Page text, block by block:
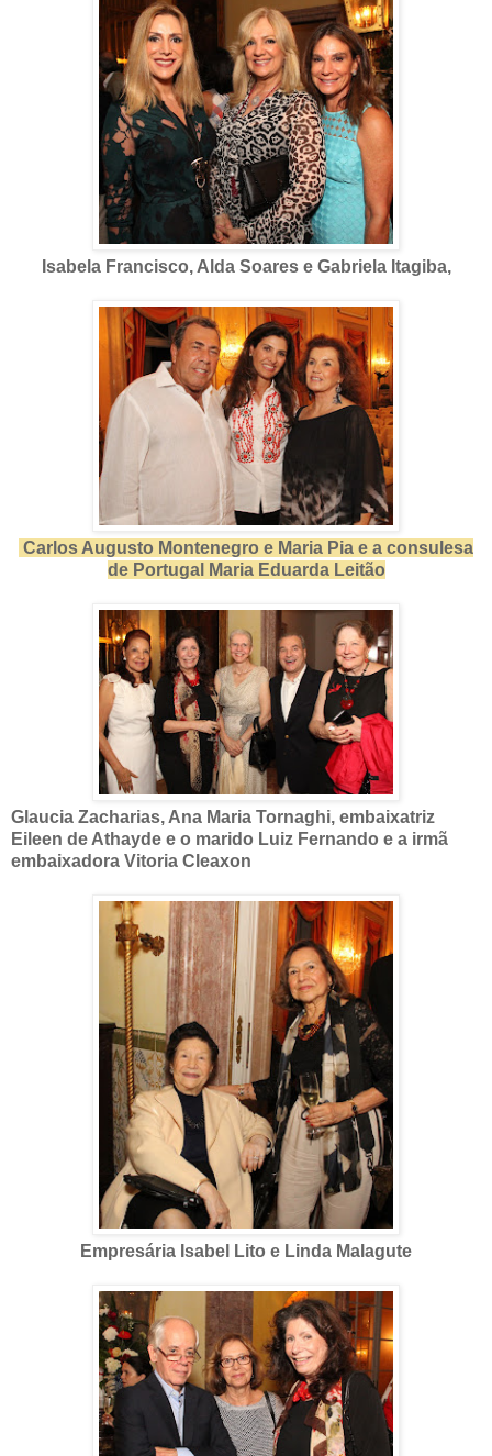
Isabela Francisco, Alda Soares e Gabriela Itagiba,
Carlos Augusto Montenegro e Maria Pia e a consulesa
de Portugal Maria Eduarda Leitão
Glaucia Zacharias, Ana Maria Tornaghi, embaixatriz
Eileen de Athayde e o marido Luiz Fernando e a irmã
embaixadora Vitoria Cleaxon
Empresária Isabel Lito e Linda Malagute